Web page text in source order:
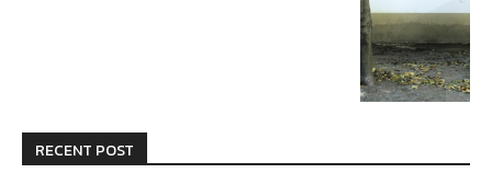
RECENT POST